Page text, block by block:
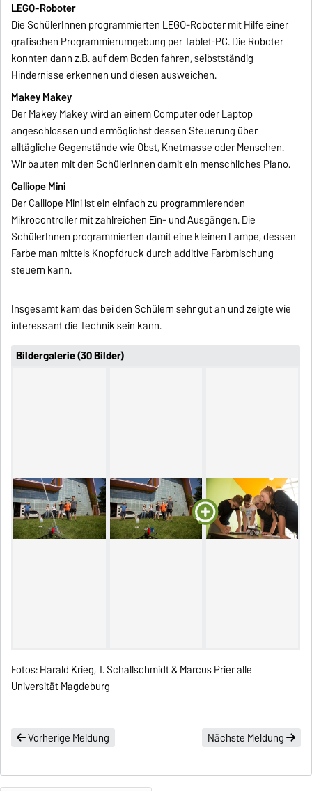
LEGO-Roboter
Die SchülerInnen programmierten LEGO-Roboter mit Hilfe einer
grafischen Programmierumgebung per Tablet-PC. Die Roboter
konnten dann z.B. auf dem Boden fahren, selbstständig
Hindernisse erkennen und diesen ausweichen.
Makey Makey
Der Makey Makey wird an einem Computer oder Laptop
angeschlossen und ermöglichst dessen Steuerung über
alltägliche Gegenstände wie Obst, Knetmasse oder Menschen.
Wir bauten mit den SchülerInnen damit ein menschliches Piano.
Calliope Mini
Der Calliope Mini ist ein einfach zu programmierenden
Mikrocontroller mit zahlreichen Ein- und Ausgängen. Die
SchülerInnen programmierten damit eine kleinen Lampe, dessen
Farbe man mittels Knopfdruck durch additive Farbmischung
steuern kann.
Insgesamt kam das bei den Schülern sehr gut an und zeigte wie
interessant die Technik sein kann.
Bildergalerie (30 Bilder)
Fotos: Harald Krieg, T. Schallschmidt & Marcus Prier alle
Universität Magdeburg
Vorherige Meldung Nächste Meldung